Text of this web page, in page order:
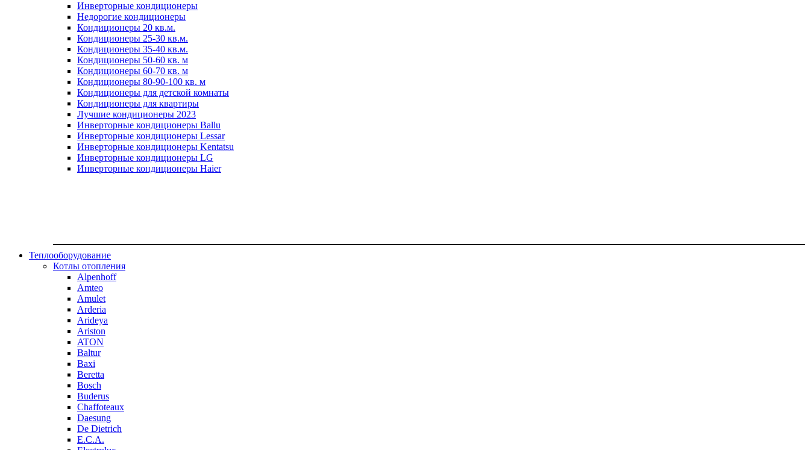
Инверторные кондиционеры
Недорогие кондиционеры
Кондиционеры 20 кв.м.
Кондиционеры 25-30 кв.м.
Кондиционеры 35-40 кв.м.
Кондиционеры 50-60 кв. м
Кондиционеры 60-70 кв. м
Кондиционеры 80-90-100 кв. м
Кондиционеры для детской комнаты
Кондиционеры для квартиры
Лучшие кондиционеры 2023
Инверторные кондиционеры Ballu
Инверторные кондиционеры Lessar
Инверторные кондиционеры Kentatsu
Инверторные кондиционеры LG
Инверторные кондиционеры Haier
Теплооборудование
Котлы отопления
Alpenhoff
Amteo
Amulet
Arderia
Arideya
Ariston
ATON
Baltur
Baxi
Beretta
Bosch
Buderus
Chaffoteaux
Daesung
De Dietrich
E.C.A.